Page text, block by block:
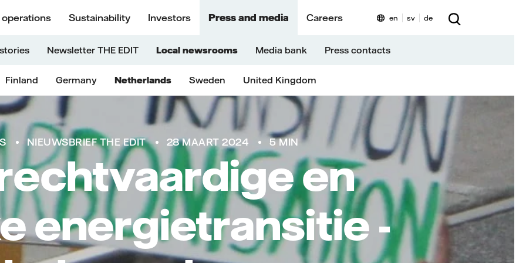
operations Sustainability Investors Press and media Careers
Newsletter THE EDIT Local newsrooms Media bank Press contacts
Finland Germany Netherlands Sweden United Kingdom
en sv de
NIEUWSBRIEF THE EDIT 28 MAART 2024 5 MIN
en
energietransitie -